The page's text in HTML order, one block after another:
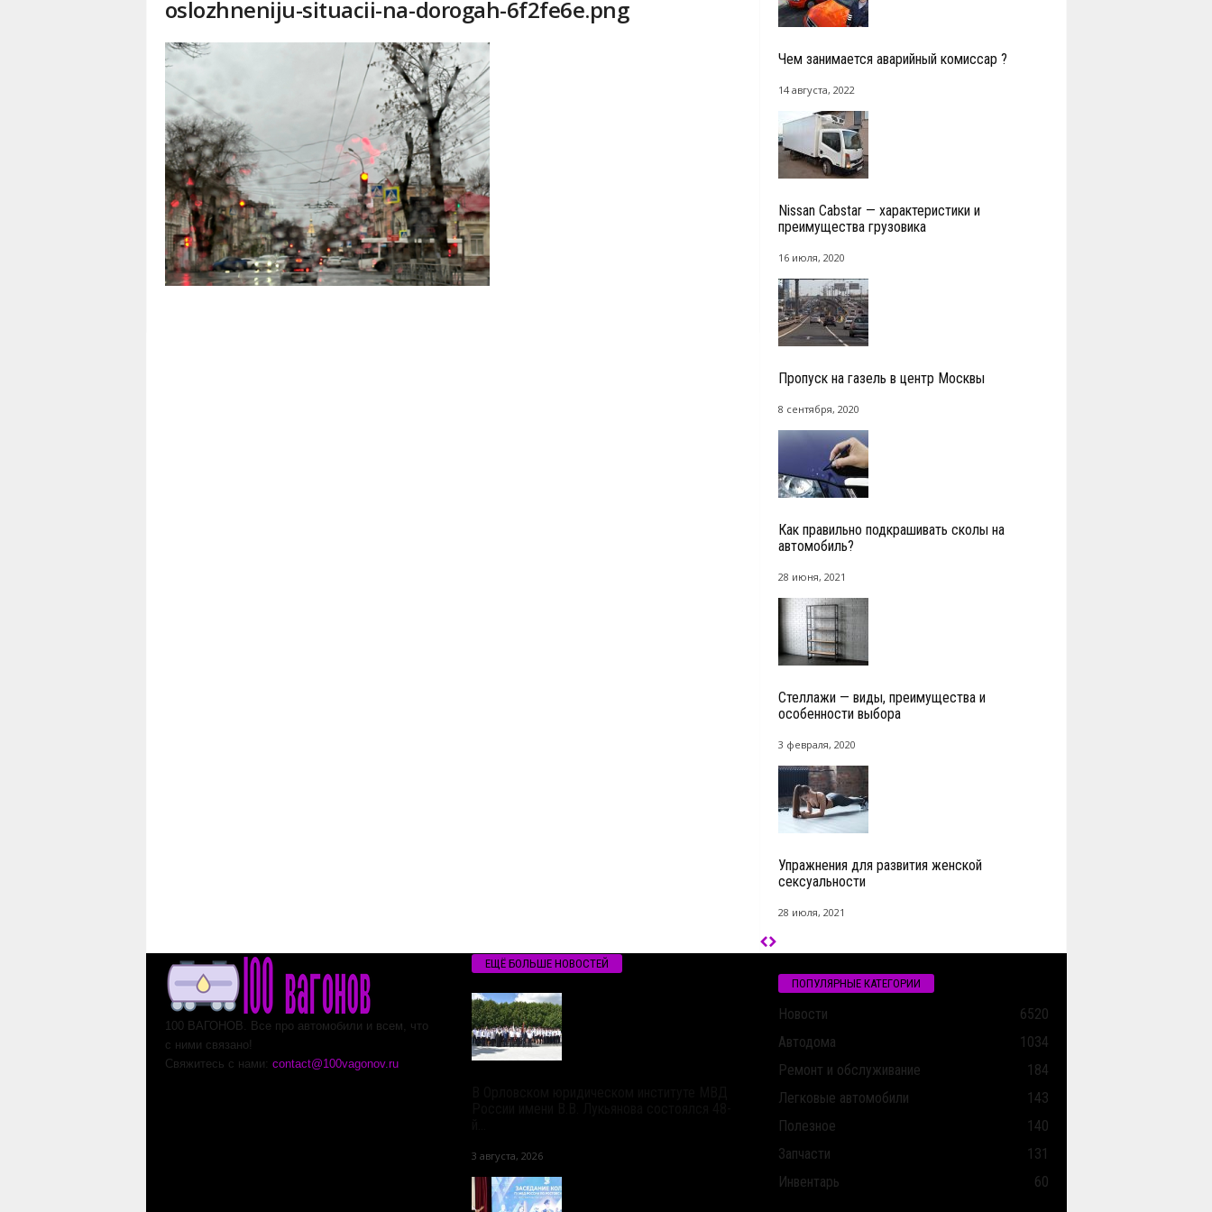
oslozhneniju-situacii-na-dorogah-6f2fe6e.png
Чем занимается аварийный комиссар ?
14 августа, 2022
Nissan Cabstar — характеристики и
преимущества грузовика
16 июля, 2020
Пропуск на газель в центр Москвы
8 сентября, 2020
Как правильно подкрашивать сколы на
автомобиль?
28 июня, 2021
Стеллажи — виды, преимущества и
особенности выбора
3 февраля, 2020
Упражнения для развития женской
сексуальности
28 июля, 2021
100 ВАГОНОВ. Все про автомобили и всем, что
с ними связано!
Свяжитесь с нами: contact@100vagonov.ru
ЕЩЁ БОЛЬШЕ НОВОСТЕЙ
3 августа, 2026
ПОПУЛЯРНЫЕ КАТЕГОРИИ
Новости
6520
Автодома
1034
Ремонт и обслуживание
184
Легковые автомобили
143
Полезное
140
Запчасти
131
Инвентарь
60